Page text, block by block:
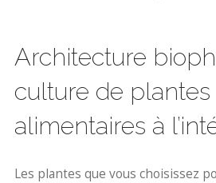
Architecture
culture de plantes
alimentaires à
Les plantes que vous choisissez